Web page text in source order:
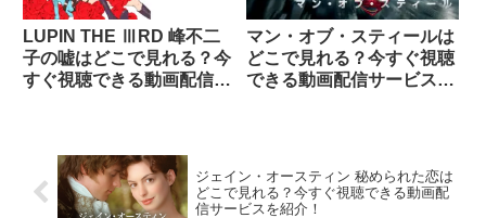
LUPIN THE ⅢRD 峰不二
子の嘘はどこで見れる？今
すぐ視聴できる動画配信サ
マン・オブ・スティールは
どこで見れる？今すぐ視聴
できる動画配信サービスを
ジェイン・オースティン 秘められた恋は
どこで見れる？今すぐ視聴できる動画配
信サービスを紹介！